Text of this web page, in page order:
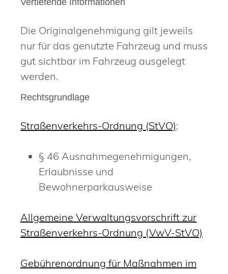
Die Originalgenehmigung gilt jeweils
nur für das genutzte Fahrzeug und muss
gut sichtbar im Fahrzeug ausgelegt
werden.
Rechtsgrundlage
Straßenverkehrs-Ordnung (StVO):
§ 46 Ausnahmegenehmigungen,
Erlaubnisse und
Bewohnerparkausweise
Allgemeine Verwaltungsvorschrift zur
Straßenverkehrs-Ordnung (VwV-StVO)
Gebührenordnung für Maßnahmen im